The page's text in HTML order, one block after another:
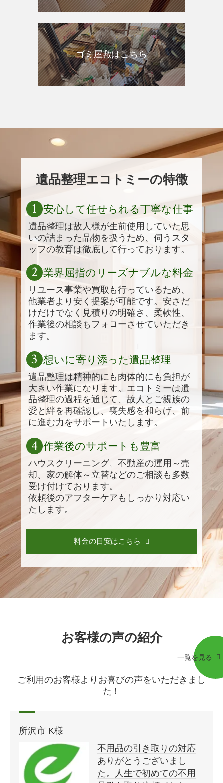
ゴミ屋敷はこちら
遺品整理エコトミーの特徴
安心して任せられる丁寧な仕事
遺品整理は故人様が生前使用していた思
いの詰まった品物を扱うため、伺うスタ
ッフの教育は徹底して行っております。
1
業界屈指のリーズナブルな料金
リユース事業や買取も行っているため、
他業者より安く提案が可能です。安さだ
けだけでなく見積りの明確さ、柔軟性、
作業後の相談もフォローさせていただき
ます。
2
想いに寄り添った遺品整理
遺品整理は精神的にも肉体的にも負担が
大きい作業になります。エコトミーは遺
品整理の過程を通じて、故人とご親族の
愛と絆を再確認し、喪失感を和らげ、前
に進む力をサポートいたします。
3
作業後のサポートも豊富
ハウスクリーニング、不動産の運用～売
却、家の解体～立替などのご相談も多数
受け付けております。
依頼後のアフターケアもしっかり対応い
たします。
4
料金の目安はこちら
お客様の声の紹介
ご利用のお客様よりお喜びの声をいただきまし
た！
一覧を見る
所沢市 K様
不用品の引き取りの対応
ありがとうございまし
た。人生で初めての不用